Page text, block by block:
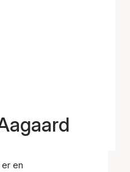
er en